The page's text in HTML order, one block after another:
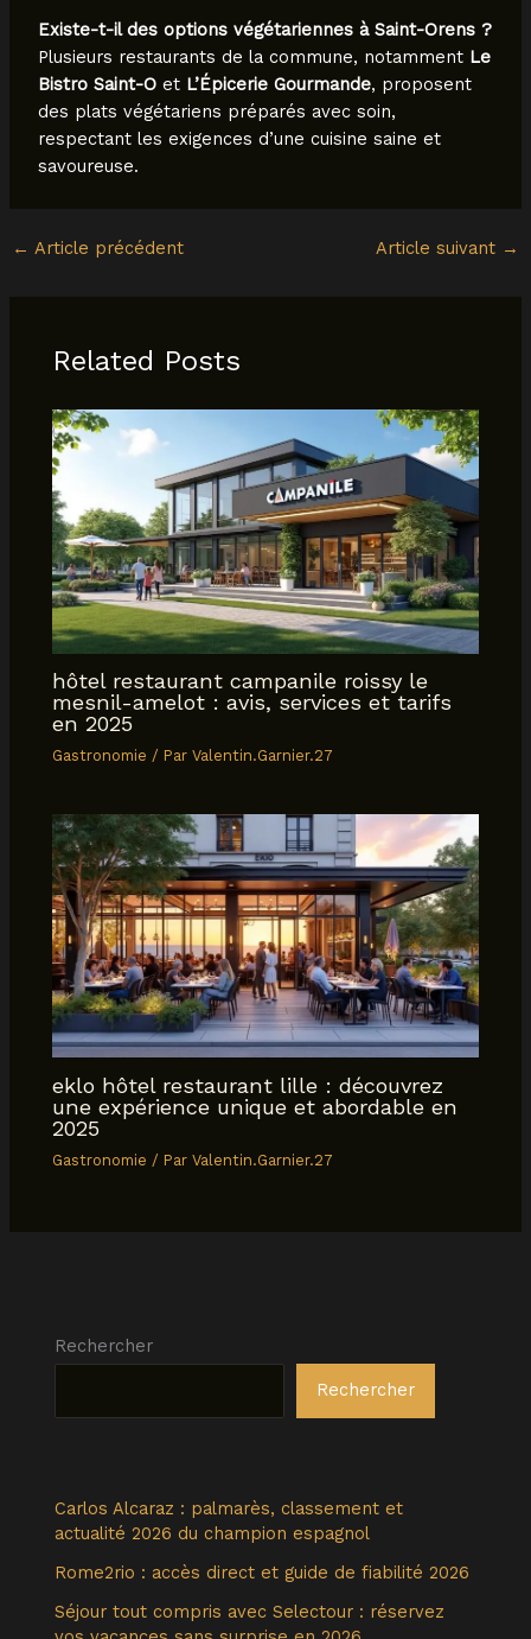
Existe-t-il des options végétariennes à Saint-Orens ?
Plusieurs restaurants de la commune, notamment Le
Bistro Saint-Oet L’Épicerie Gourmande, proposent
des plats végétariens préparés avec soin,
respectant les exigences d’une cuisine saine et
savoureuse.
← Article précédent Article suivant →
Related Posts
hôtel restaurant campanile roissy le
mesnil-amelot : avis, services et tarifs
en 2025
Gastronomie / ParValentin.Garnier.27
eklo hôtel restaurant lille : découvrez
une expérience unique et abordable en
2025
Gastronomie / ParValentin.Garnier.27
Rechercher
Rechercher
Carlos Alcaraz : palmarès, classement et
actualité 2026 du champion espagnol
Rome2rio : accès direct et guide de fiabilité 2026
Séjour tout compris avec Selectour : réservez